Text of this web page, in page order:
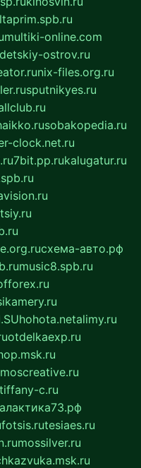
multiki-online.com
detskiy-ostrov.ru
nix-files.org.ru
sputnikyes.ru
sobakopedia.ru
clock.net.ru
7bit.pp.rukalugatur.ru
схема-авто.рф
music8.spb.ru
hohota.netalimy.ru
otdelkaexp.ru
tiffany-c.ru
fotsis.rutesiaes.ru
mossilver.ru